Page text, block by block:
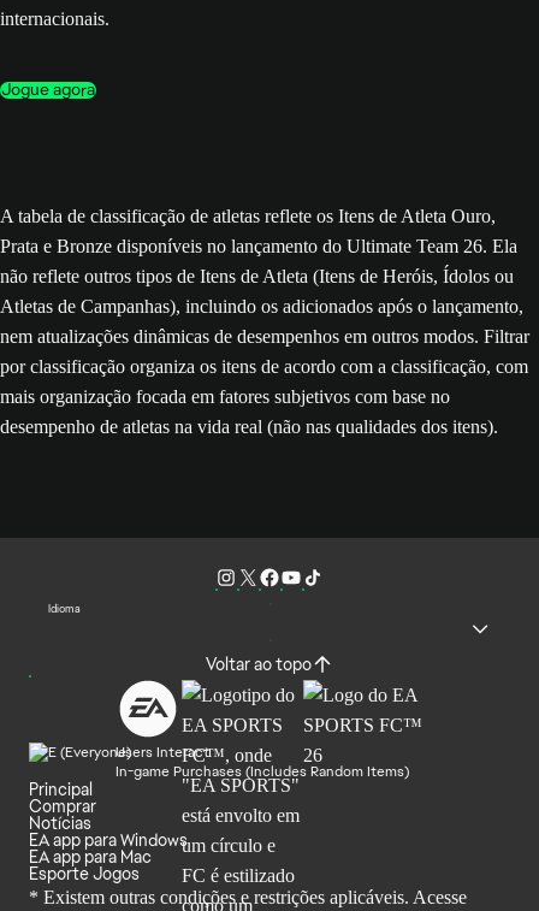
internacionais.
Jogue agora
A tabela de classificação de atletas reflete os Itens de Atleta Ouro,
Prata e Bronze disponíveis no lançamento do Ultimate Team 26. Ela
não reflete outros tipos de Itens de Atleta (Itens de Heróis, Ídolos ou
Atletas de Campanhas), incluindo os adicionados após o lançamento,
nem atualizações dinâmicas de desempenhos em outros modos. Filtrar
por classificação organiza os itens de acordo com a classificação, com
mais organização focada em fatores subjetivos com base no
desempenho de atletas na vida real (não nas qualidades dos itens).
Idioma
Voltar ao topo
Users Interact
In-game Purchases (Includes Random Items)
Principal
Comprar
Notícias
EA app para Windows
EA app para Mac
Esporte Jogos
* Existem outras condições e restrições aplicáveis. Acesse